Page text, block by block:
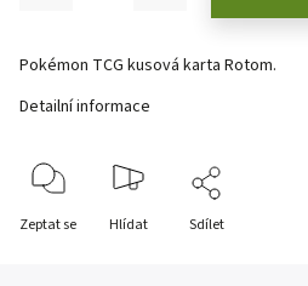
Pokémon TCG kusová karta Rotom.
Detailní informace
Zeptat se Hlídat Sdílet